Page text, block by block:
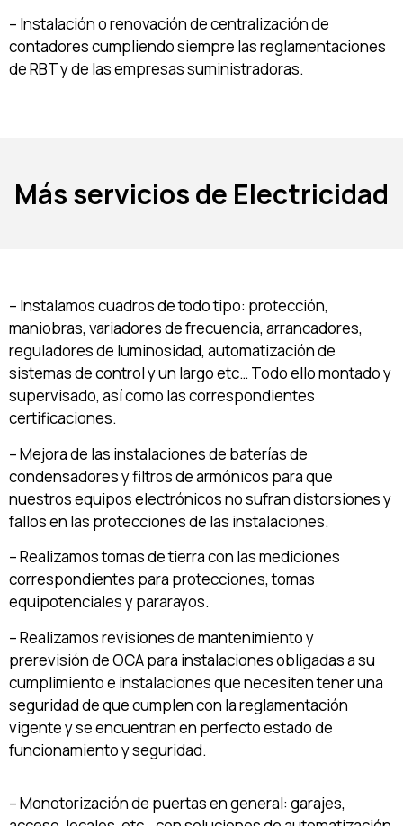
– Instalación o renovación de centralización de
contadores cumpliendo siempre las reglamentaciones
de RBT y de las empresas suministradoras.
Más servicios de Electricidad
– Instalamos cuadros de todo tipo: protección,
maniobras, variadores de frecuencia, arrancadores,
reguladores de luminosidad, automatización de
sistemas de control y un largo etc… Todo ello montado y
supervisado, así como las correspondientes
certificaciones.
– Mejora de las instalaciones de baterías de
condensadores y filtros de armónicos para que
nuestros equipos electrónicos no sufran distorsiones y
fallos en las protecciones de las instalaciones.
– Realizamos tomas de tierra con las mediciones
correspondientes para protecciones, tomas
equipotenciales y pararayos.
– Realizamos revisiones de mantenimiento y
prerevisión de OCA para instalaciones obligadas a su
cumplimiento e instalaciones que necesiten tener una
seguridad de que cumplen con la reglamentación
vigente y se encuentran en perfecto estado de
funcionamiento y seguridad.
– Monotorización de puertas en general: garajes,